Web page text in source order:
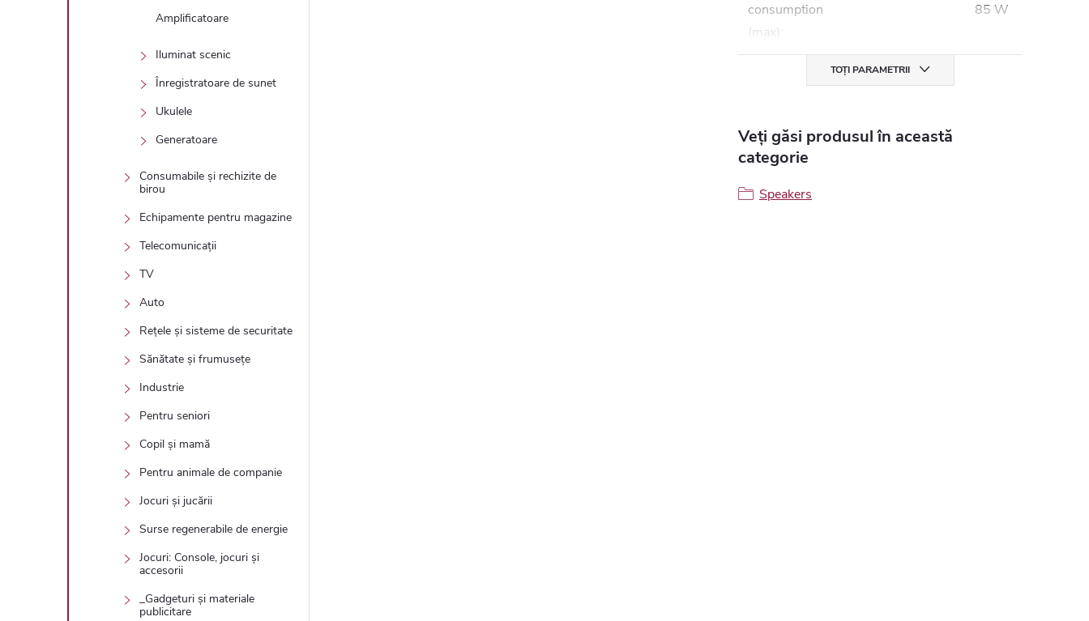
Amplificatoare
Iluminat scenic
Înregistratoare de sunet
Ukulele
Generatoare
Consumabile și rechizite de
birou
Echipamente pentru magazine
Telecomunicații
TV
Auto
Rețele și sisteme de securitate
Sănătate și frumusețe
Industrie
Pentru seniori
Copil și mamă
Pentru animale de companie
Jocuri și jucării
Surse regenerabile de energie
Jocuri: Console, jocuri și
accesorii
_Gadgeturi și materiale
publicitare
consumption
(max):
85 W
TOȚI PARAMETRII
Veți găsi produsul în această
categorie
Speakers